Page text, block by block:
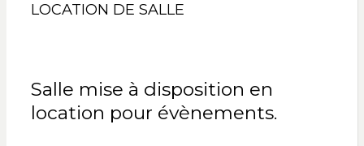
LOCATION DE SALLE
Salle mise à disposition en
location pour évènements.